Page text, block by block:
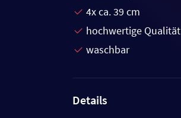
4x ca. 39 cm
hochwertige Qualität
waschbar
Details